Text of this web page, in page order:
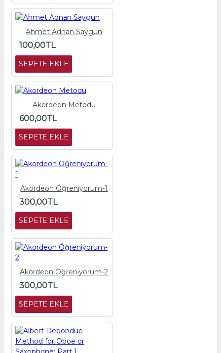
Ahmet Adnan Saygun
100,00TL
SEPETE EKLE
Akordeon Metodu
600,00TL
SEPETE EKLE
Akordeon Öğreniyorum-1
300,00TL
SEPETE EKLE
Akordeon Öğreniyorum-2
300,00TL
SEPETE EKLE